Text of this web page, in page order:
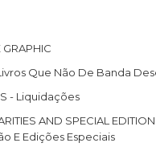
GRAPHIC
Que Não De Banda
- Liquidações
AND SPECIAL
E Edições Especiais